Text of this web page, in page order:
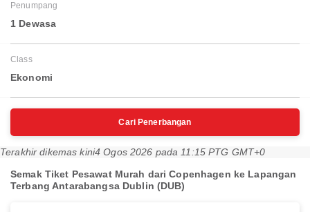
Penumpang
1 Dewasa
Class
Ekonomi
Cari Penerbangan
Terakhir dikemas kini4 Ogos 2026 pada 11:15 PTG GMT+0
Semak Tiket Pesawat Murah dari Copenhagen ke Lapangan
Terbang Antarabangsa Dublin (DUB)